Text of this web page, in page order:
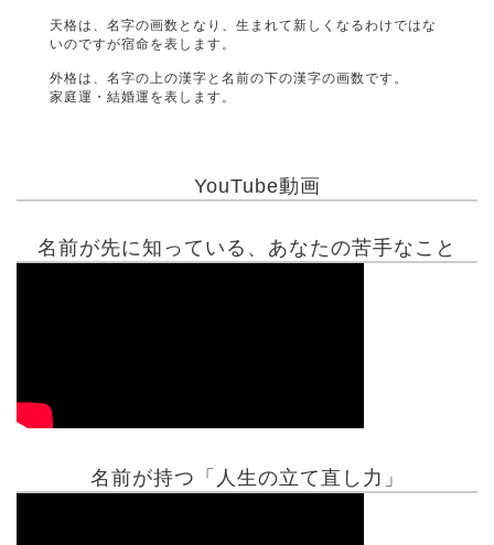
天格は、名字の画数となり、生まれて新しくなるわけではな
いのですが宿命を表します。
外格は、名字の上の漢字と名前の下の漢字の画数です。
家庭運・結婚運を表します。
YouTube動画
名前が先に知っている、あなたの苦手なこと
名前が持つ「人生の立て直し力」